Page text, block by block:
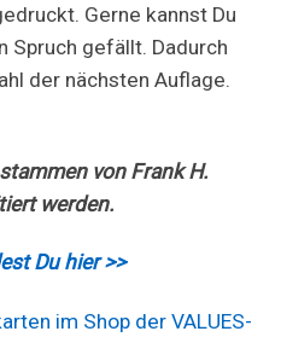
Gerne kannst Du
Spruch gefällt. Dadurch
der nächsten Auflage.
von Frank H.
werden.
Du hier >>
im Shop der VALUES-